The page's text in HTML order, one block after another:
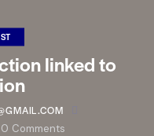
linked to
0 Comments